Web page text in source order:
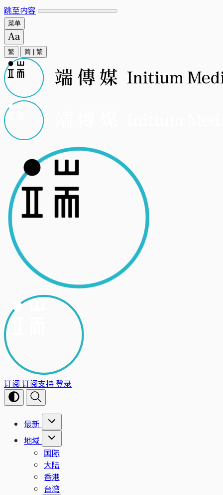
跳至内容
菜单
繁 简 繁
订阅 订阅支持登录
最新
地域
国际
大陆
香港
台湾